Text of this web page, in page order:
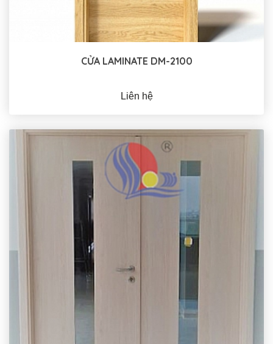
CỬA LAMINATE DM-2100
Liên hệ